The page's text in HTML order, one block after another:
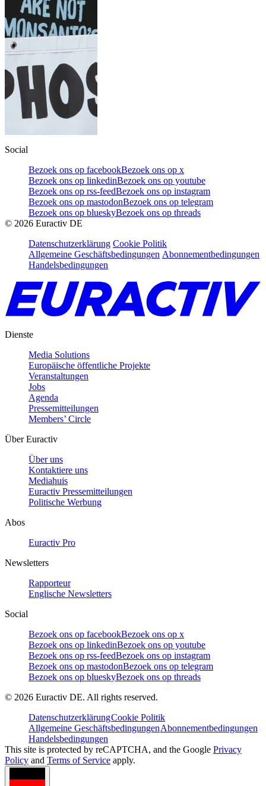
Social
Bezoek ons op facebookBezoek ons op x
Bezoek ons op linkedinBezoek ons op youtube
Bezoek ons op rss-feedBezoek ons op instagram
Bezoek ons op mastodonBezoek ons op telegram
Bezoek ons op blueskyBezoek ons op threads
© 2026 Euractiv DE
Datenschutzerklärung Cookie Politik
Allgemeine Geschäftsbedingungen Abonnementbedingungen
Handelsbedingungen
Dienste
Media Solutions
Europäische öffentliche Projekte
Veranstaltungen
Jobs
Agenda
Pressemitteilungen
Members’ Circle
Über Euractiv
Über uns
Kontaktiere uns
Mediahuis
Euractiv Pressemitteilungen
Politische Werbung
Abos
Euractiv Pro
Newsletters
Rapporteur
Englische Newsletters
Social
Bezoek ons op facebookBezoek ons op x
Bezoek ons op linkedinBezoek ons op youtube
Bezoek ons op rss-feedBezoek ons op instagram
Bezoek ons op mastodonBezoek ons op telegram
Bezoek ons op blueskyBezoek ons op threads
© 2026 Euractiv DE. All rights reserved.
DatenschutzerklärungCookie Politik
Allgemeine GeschäftsbedingungenAbonnementbedingungen
Handelsbedingungen
This site is protected by reCAPTCHA, and the Google Privacy
Policy and Terms of Service apply.